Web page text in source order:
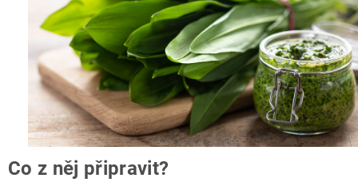
Co z něj připravit?